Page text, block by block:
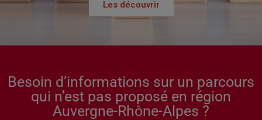
Les découvrir
Besoin d’informations sur un parcours
qui n’est pas proposé en région
Auvergne-Rhône-Alpes ?